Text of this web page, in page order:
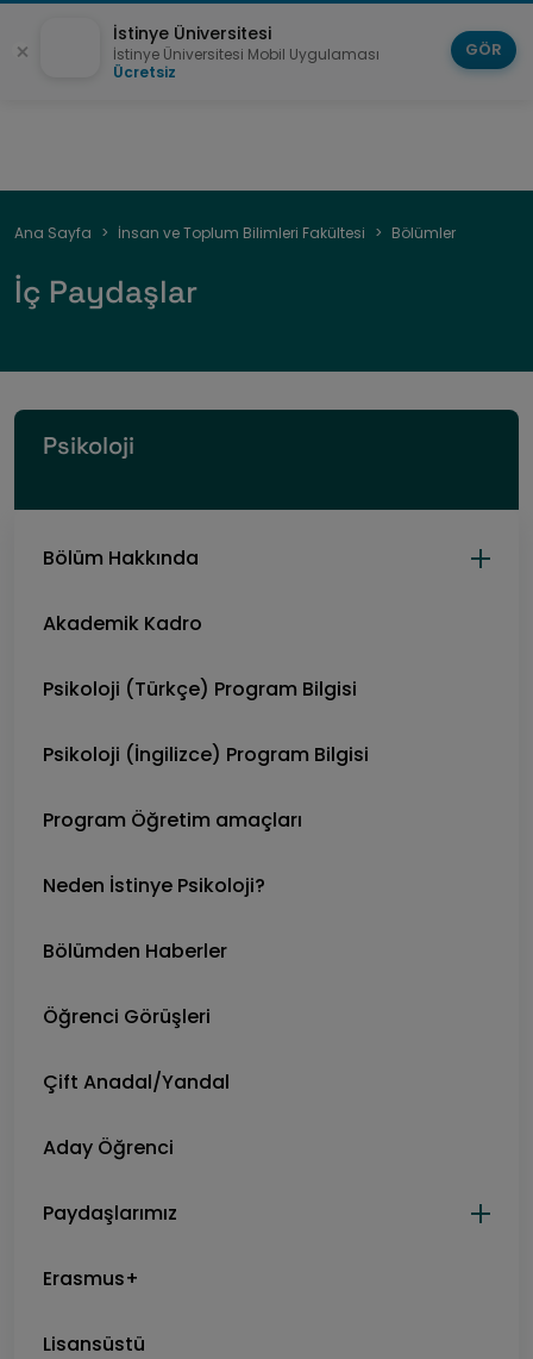
Sayfa
yolu
Ana Sayfa İnsan ve Toplum Bilimleri Fakültesi Bölümler
İç Paydaşlar
Psikoloji
Bölüm Hakkında
Akademik Kadro
Psikoloji (Türkçe) Program Bilgisi
Psikoloji (İngilizce) Program Bilgisi
Program Öğretim amaçları
Neden İstinye Psikoloji?
Bölümden Haberler
Öğrenci Görüşleri
Çift Anadal/Yandal
Aday Öğrenci
Paydaşlarımız
Erasmus+
Lisansüstü
İstinye Üniversitesi
İstinye Üniversitesi Mobil Uygulaması
Ücretsiz
GÖR